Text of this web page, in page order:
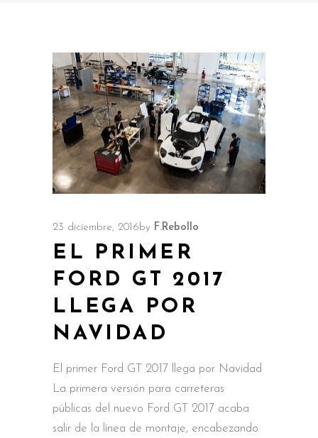
23 diciembre, 2016by F.Rebollo
EL PRIMER
FORD GT 2017
LLEGA POR
NAVIDAD
El primer Ford GT 2017 llega por Navidad
La primera versión para carreteras
públicas del nuevo Ford GT 2017 acaba
salir de la línea de montaje, encabezando